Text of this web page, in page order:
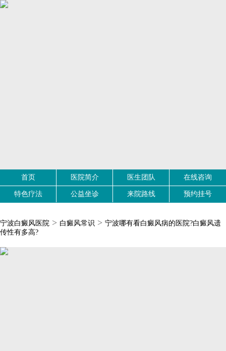
首页 医院简介 医生团队 在线咨询
特色疗法 公益坐诊 来院路线 预约挂号
宁波白癜风医院 > 白癜风常识 > 宁波哪有看白癜风病的医院?白癜风遗
传性有多高?